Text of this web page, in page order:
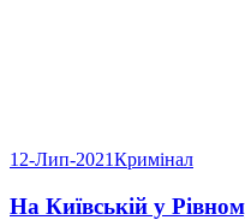
12-Лип-2021Кримінал
На Київській у